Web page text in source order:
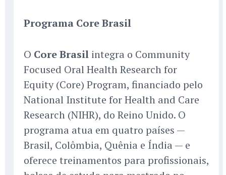
Programa Core Brasil
O Core Brasil integra o Community
Focused Oral Health Research for
Equity (Core) Program, financiado pelo
National Institute for Health and Care
Research (NIHR), do Reino Unido. O
programa atua em quatro países —
Brasil, Colômbia, Quênia e Índia — e
oferece treinamentos para profissionais,